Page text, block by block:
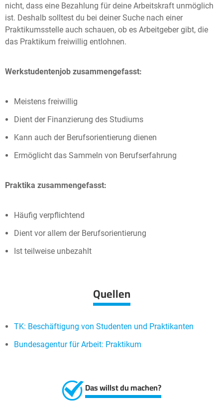
nicht, dass eine Bezahlung für deine Arbeitskraft unmöglich
ist. Deshalb solltest du bei deiner Suche nach einer
Praktikumsstelle auch schauen, ob es Arbeitgeber gibt, die
das Praktikum freiwillig entlohnen.
Werkstudentenjob zusammengefasst:
Meistens freiwillig
Dient der Finanzierung des Studiums
Kann auch der Berufsorientierung dienen
Ermöglicht das Sammeln von Berufserfahrung
Praktika zusammengefasst:
Häufig verpflichtend
Dient vor allem der Berufsorientierung
Ist teilweise unbezahlt
Quellen
TK: Beschäftigung von Studenten und Praktikanten
Bundesagentur für Arbeit: Praktikum
Das willst du machen?